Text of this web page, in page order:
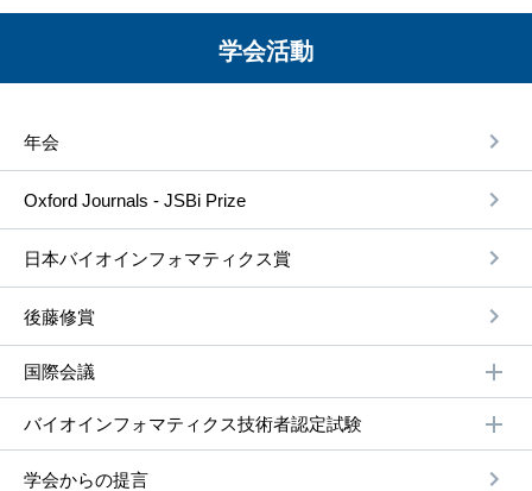
学会活動
年会
Oxford Journals - JSBi Prize
⽇本バイオインフォマティクス賞
後藤修賞
国際会議
バイオインフォマティクス技術者認定試験
学会からの提⾔